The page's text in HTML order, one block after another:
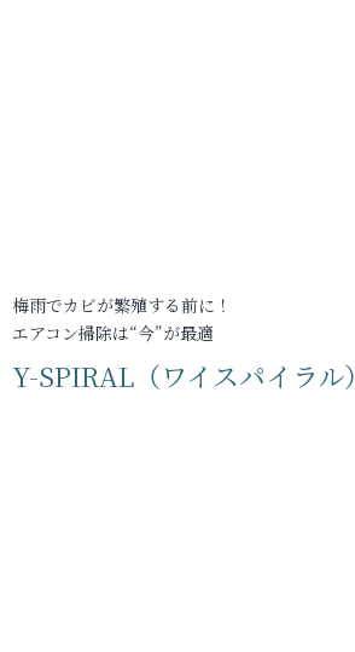
梅雨でカビが繁殖する前に！
エアコン掃除は“今”が最適
Y-SPIRAL（ワイスパイラル）